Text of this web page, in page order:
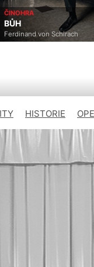
ČINOHRA
BŮH
Ferdinand von Schirach
HISTORIE